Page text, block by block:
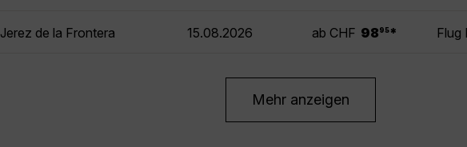
Jerez de la Frontera 15.08.2026 ab CHF 98 95 * Flug
Mehr anzeigen